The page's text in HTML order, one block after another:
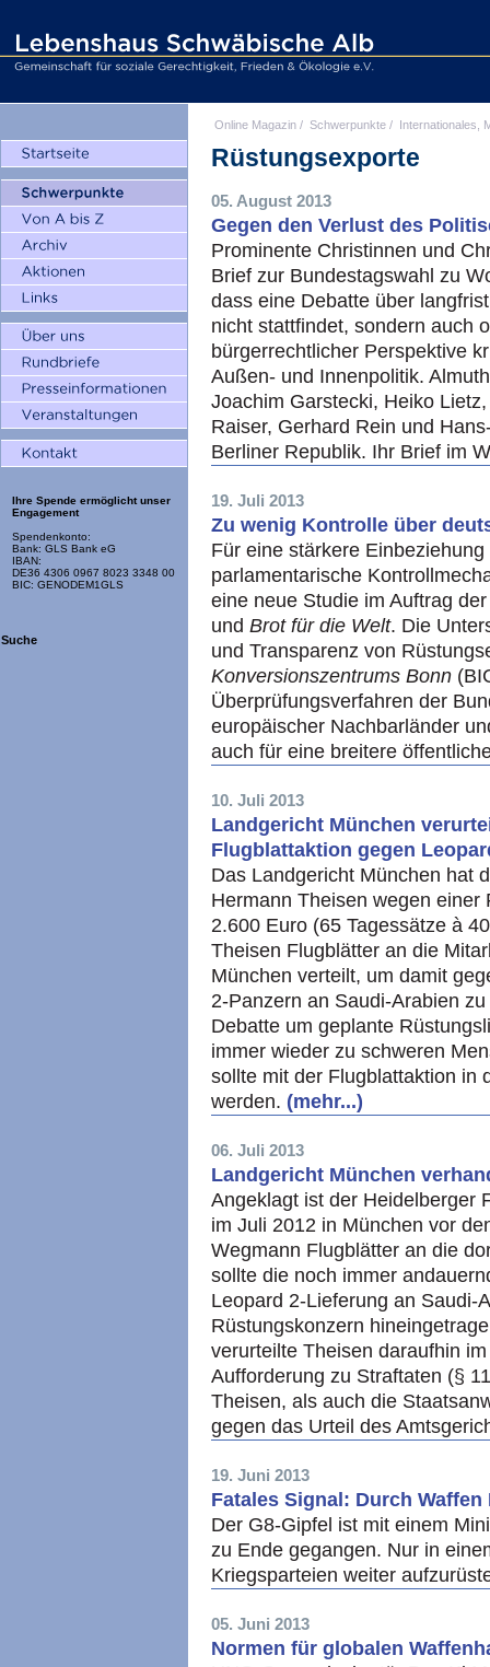
Ihre Spende ermöglicht unser
Engagement
Spendenkonto:
Bank: GLS Bank eG
IBAN:
DE36 4306 0967 8023 3348 00
BIC: GENODEM1GLS
Suche
Online Magazin / Schwerpunkte / Internationales,
Rüstungsexporte
05. August 2013
Gegen den Verlust des
Prominente Christinnen und
Brief zur Bundestagswahl zu
dass eine Debatte über
nicht stattfindet, sondern auch
bürgerrechtlicher Perspektive
Außen- und Innenpolitik.
Joachim Garstecki, Heiko
Raiser, Gerhard Rein und
Berliner Republik. Ihr Brief im
19. Juli 2013
Zu wenig Kontrolle über
Für eine stärkere
parlamentarische
eine neue Studie im Auftrag
und Brot für die Welt. Die
und Transparenz von
Konversionszentrums Bonn
Überprüfungsverfahren der
europäischer Nachbarländer
auch für eine breitere
10. Juli 2013
Landgericht München
Flugblattaktion gegen
Das Landgericht München hat
Hermann Theisen wegen
2.600 Euro (65 Tagessätze à
Theisen Flugblätter an die
München verteilt, um damit
2-Panzern an Saudi-Arabien
Debatte um geplante
immer wieder zu schweren
sollte mit der Flugblattaktion in
werden. (mehr...)
06. Juli 2013
Landgericht München
Angeklagt ist der Heidelberger
im Juli 2012 in München vor
Wegmann Flugblätter an die
sollte die noch immer
Leopard 2-Lieferung an Saudi-
Rüstungskonzern
verurteilte Theisen daraufhin
Aufforderung zu Straftaten (§
Theisen, als auch die
gegen das Urteil des
19. Juni 2013
Fatales Signal: Durch
Der G8-Gipfel ist mit einem
zu Ende gegangen. Nur in
Kriegsparteien weiter
05. Juni 2013
Normen für globalen